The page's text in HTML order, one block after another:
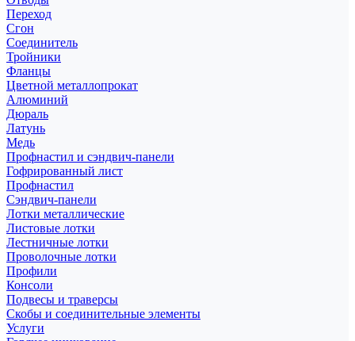
Переход
Сгон
Соединитель
Тройники
Фланцы
Цветной металлопрокат
Алюминий
Дюраль
Латунь
Медь
Профнастил и сэндвич-панели
Гофрированный лист
Профнастил
Сэндвич-панели
Лотки металлические
Листовые лотки
Лестничные лотки
Проволочные лотки
Профили
Консоли
Подвесы и траверсы
Скобы и соединительные элементы
Услуги